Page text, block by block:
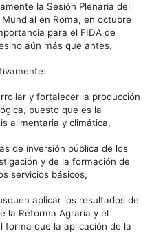
la Sesión Plenaria del
en Roma, en octubre
para el FIDA de
aún más que antes.
y fortalecer la producción
puesto que es la
alimentaria y climática,
de inversión pública de los
y de la formación de
servicios básicos,
aplicar los resultados de
la Reforma Agraria y el
forma que la aplicación de la